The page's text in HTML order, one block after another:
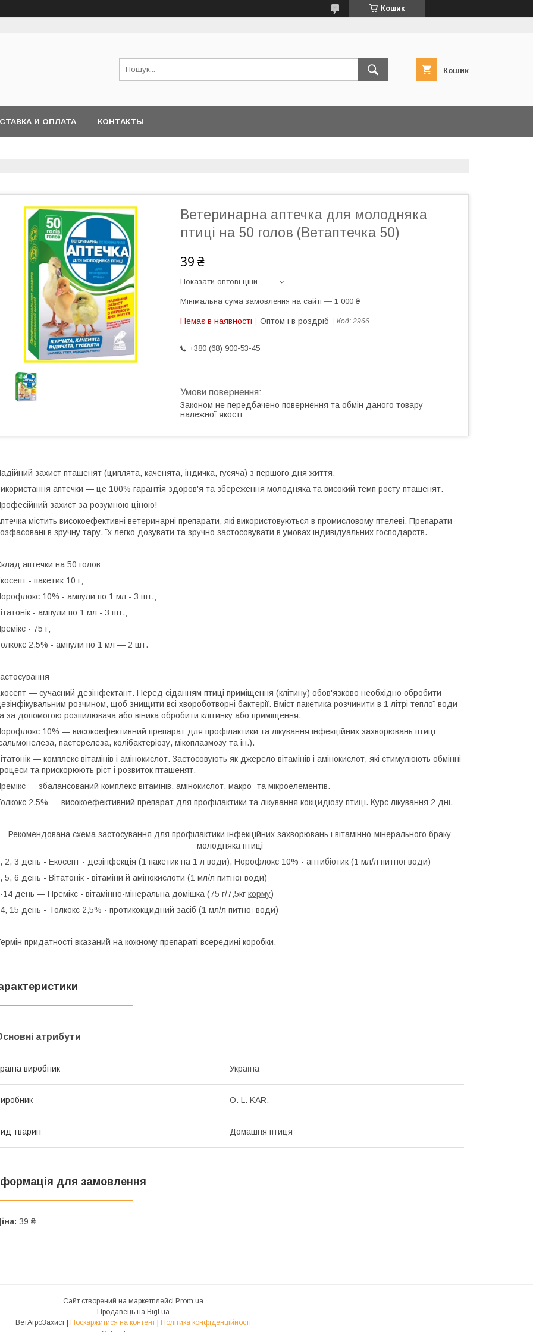
Кошик
Кошик
И ОПЛАТА КОНТАКТЫ
Ветеринарна аптечка для молодняка
птиці на 50 голов (Ветаптечка 50)
39 ₴
Показати оптові ціни
Мінімальна сума замовлення на сайті — 1 000 ₴
Немає в наявності Оптом і в роздріб Код: 2966
+380 (68) 900-53-45
Законом не передбачено повернення та обмін даного товару
належної якості
захист пташенят (циплята, каченята, індичка, гусяча) з першого дня життя.
аптечки — це 100% гарантія здоров'я та збереження молодняка та високий темп росту пташенят.
захист за розумною ціною!
містить високоефективні ветеринарні препарати, які використовуються в промисловому птелеві. Препарати
в зручну тару, їх легко дозувати та зручно застосовувати в умовах індивідуальних господарств.
аптечки на 50 голов:
- пакетик 10 г;
10% - ампули по 1 мл - 3 шт.;
тонік - ампули по 1 мл - 3 шт.;
- 75 г;
2,5% - ампули по 1 мл — 2 шт.
— сучасний дезінфектант. Перед сіданням птиці приміщення (клітину) обов'язково необхідно обробити
розчином, щоб знищити всі хвороботворні бактерії. Вміст пакетика розчинити в 1 літрі теплої води
за допомогою розпилювача або віника обробити клітинку або приміщення.
10% — високоефективний препарат для профілактики та лікування інфекційних захворювань птиці
пастерелеза, колібактеріозу, мікоплазмозу та ін.).
тонік — комплекс вітамінів і амінокислот. Застосовують як джерело вітамінів і амінокислот, які стимулюють обмінні
та прискорюють ріст і розвиток пташенят.
— збалансований комплекс вітамінів, амінокислот, макро- та мікроелементів.
2,5% — високоефективний препарат для профілактики та лікування кокцидіозу птиці. Курс лікування 2 дні.
Рекомендована схема застосування для профілактики інфекційних захворювань і вітамінно-мінерального браку
молодняка птиці
2, 3 день - Екосепт - дезінфекція (1 пакетик на 1 л води), Норофлокс 10% - антибіотик (1 мл/л питної води)
5, 6 день - Вітатонік - вітаміни й амінокислоти (1 мл/л питної води)
14 день — Премікс - вітамінно-мінеральна домішка (75 г/7,5кг корму)
15 день - Толкокс 2,5% - протикокцидний засіб (1 мл/л питної води)
придатності вказаний на кожному препараті всередині коробки.
атрибути
виробник Україна
O. L. KAR.
тварин Домашня птиця
для замовлення
39 ₴
Сайт створений на маркетплейсі Prom.ua
Продавець на Bigl.ua
Поскаржитися на контент
Політика конфіденційності